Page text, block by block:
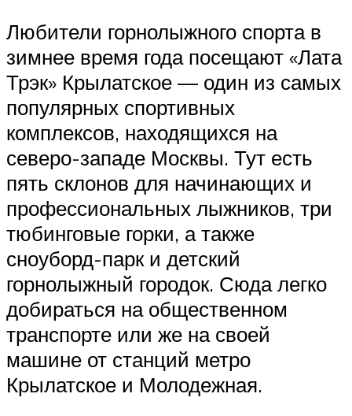
Любители горнолыжного спорта в
зимнее время года посещают «Лата
Трэк» Крылатское — один из самых
популярных спортивных
комплексов, находящихся на
северо-западе Москвы. Тут есть
пять склонов для начинающих и
профессиональных лыжников, три
тюбинговые горки, а также
сноуборд-парк и детский
горнолыжный городок. Сюда легко
добираться на общественном
транспорте или же на своей
машине от станций метро
Крылатское и Молодежная.